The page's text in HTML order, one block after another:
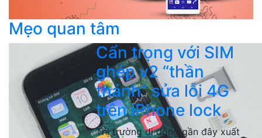
Mẹo quan tâm
Cẩn trọng với SIM
ghép v2 “thần
thánh” sửa lỗi 4G
trên iPhone lock
Thị trường di động gần đây xuất